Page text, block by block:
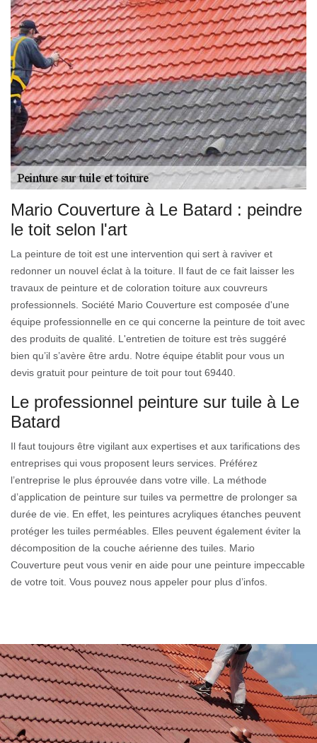
Mario Couverture à Le Batard : peindre
le toit selon l'art
La peinture de toit est une intervention qui sert à raviver et
redonner un nouvel éclat à la toiture. Il faut de ce fait laisser les
travaux de peinture et de coloration toiture aux couvreurs
professionnels. Société Mario Couverture est composée d'une
équipe professionnelle en ce qui concerne la peinture de toit avec
des produits de qualité. L'entretien de toiture est très suggéré
bien qu’il s’avère être ardu. Notre équipe établit pour vous un
devis gratuit pour peinture de toit pour tout 69440.
Le professionnel peinture sur tuile à Le
Batard
Il faut toujours être vigilant aux expertises et aux tarifications des
entreprises qui vous proposent leurs services. Préférez
l’entreprise le plus éprouvée dans votre ville. La méthode
d’application de peinture sur tuiles va permettre de prolonger sa
durée de vie. En effet, les peintures acryliques étanches peuvent
protéger les tuiles perméables. Elles peuvent également éviter la
décomposition de la couche aérienne des tuiles. Mario
Couverture peut vous venir en aide pour une peinture impeccable
de votre toit. Vous pouvez nous appeler pour plus d’infos.